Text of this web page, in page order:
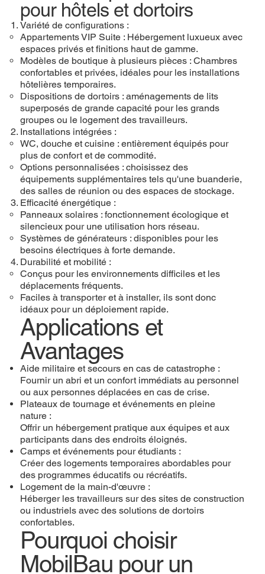
pour hôtels et dortoirs
Variété de configurations :
Appartements VIP Suite : Hébergement luxueux avec
espaces privés et finitions haut de gamme.
Modèles de boutique à plusieurs pièces : Chambres
confortables et privées, idéales pour les installations
hôtelières temporaires.
Dispositions de dortoirs : aménagements de lits
superposés de grande capacité pour les grands
groupes ou le logement des travailleurs.
Installations intégrées :
WC, douche et cuisine : entièrement équipés pour
plus de confort et de commodité.
Options personnalisées : choisissez des
équipements supplémentaires tels qu'une buanderie,
des salles de réunion ou des espaces de stockage.
Efficacité énergétique :
Panneaux solaires : fonctionnement écologique et
silencieux pour une utilisation hors réseau.
Systèmes de générateurs : disponibles pour les
besoins électriques à forte demande.
Durabilité et mobilité :
Conçus pour les environnements difficiles et les
déplacements fréquents.
Faciles à transporter et à installer, ils sont donc
idéaux pour un déploiement rapide.
Applications et
Avantages
Aide militaire et secours en cas de catastrophe :
Fournir un abri et un confort immédiats au personnel
ou aux personnes déplacées en cas de crise.
Plateaux de tournage et événements en pleine
nature :
Offrir un hébergement pratique aux équipes et aux
participants dans des endroits éloignés.
Camps et événements pour étudiants :
Créer des logements temporaires abordables pour
des programmes éducatifs ou récréatifs.
Logement de la main-d'œuvre :
Héberger les travailleurs sur des sites de construction
ou industriels avec des solutions de dortoirs
confortables.
Pourquoi choisir
MobilBau pour un